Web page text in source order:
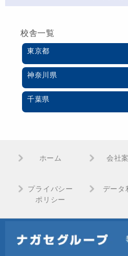
校舎一覧
東京都
神奈川県
千葉県
ホーム 会社
プライバシー
ポリシー
データ